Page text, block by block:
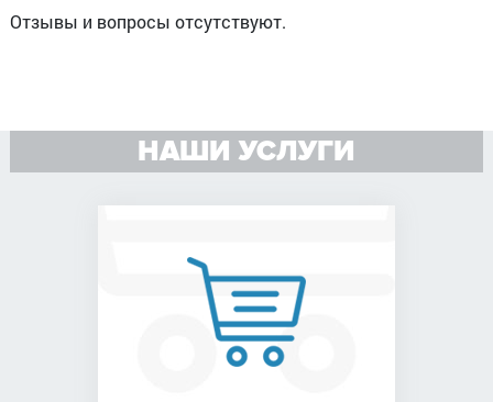
Отзывы и вопросы отсутствуют.
НАШИ УСЛУГИ